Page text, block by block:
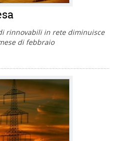
rinnovabili in rete diminuisce
di febbraio